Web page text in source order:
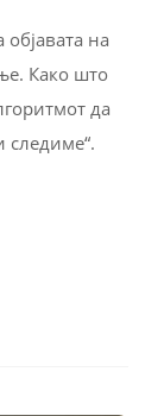
на
Како што
да
следиме“.